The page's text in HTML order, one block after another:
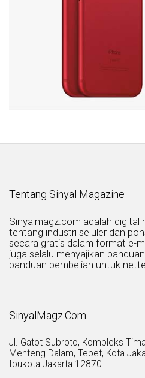
Tentang Sinyal Magazine
Sinyalmagz.com adalah digital
tentang industri seluler dan
secara gratis dalam format e-
juga selalu menyajikan
panduan pembelian untuk
SinyalMagz.Com
Jl. Gatot Subroto, Kompleks
Menteng Dalam, Tebet, Kota
Ibukota Jakarta 12870